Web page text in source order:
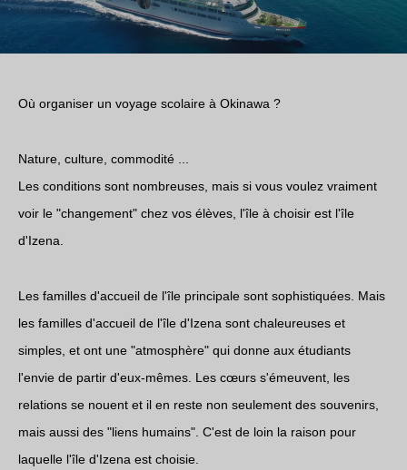
Où organiser un voyage scolaire à Okinawa ?
Nature, culture, commodité ...
Les conditions sont nombreuses, mais si vous voulez vraiment
voir le "changement" chez vos élèves, l'île à choisir est l'île
d'Izena.
Les familles d'accueil de l'île principale sont sophistiquées. Mais
les familles d'accueil de l'île d'Izena sont chaleureuses et
simples, et ont une "atmosphère" qui donne aux étudiants
l'envie de partir d'eux-mêmes. Les cœurs s'émeuvent, les
relations se nouent et il en reste non seulement des souvenirs,
mais aussi des "liens humains". C'est de loin la raison pour
laquelle l'île d'Izena est choisie.